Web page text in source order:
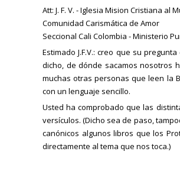
Att: J. F. V. - Iglesia Mision Cristiana al
Comunidad Carismática de Amor
Seccional Cali Colombia - Ministerio
Estimado J.F.V.: creo que su
dicho, de dónde sacamos nosotros
muchas otras personas que leen la
con un lenguaje sencillo.
Usted ha comprobado que las
versículos. (Dicho sea de paso,
canónicos algunos libros que los
directamente al tema que nos toca.)